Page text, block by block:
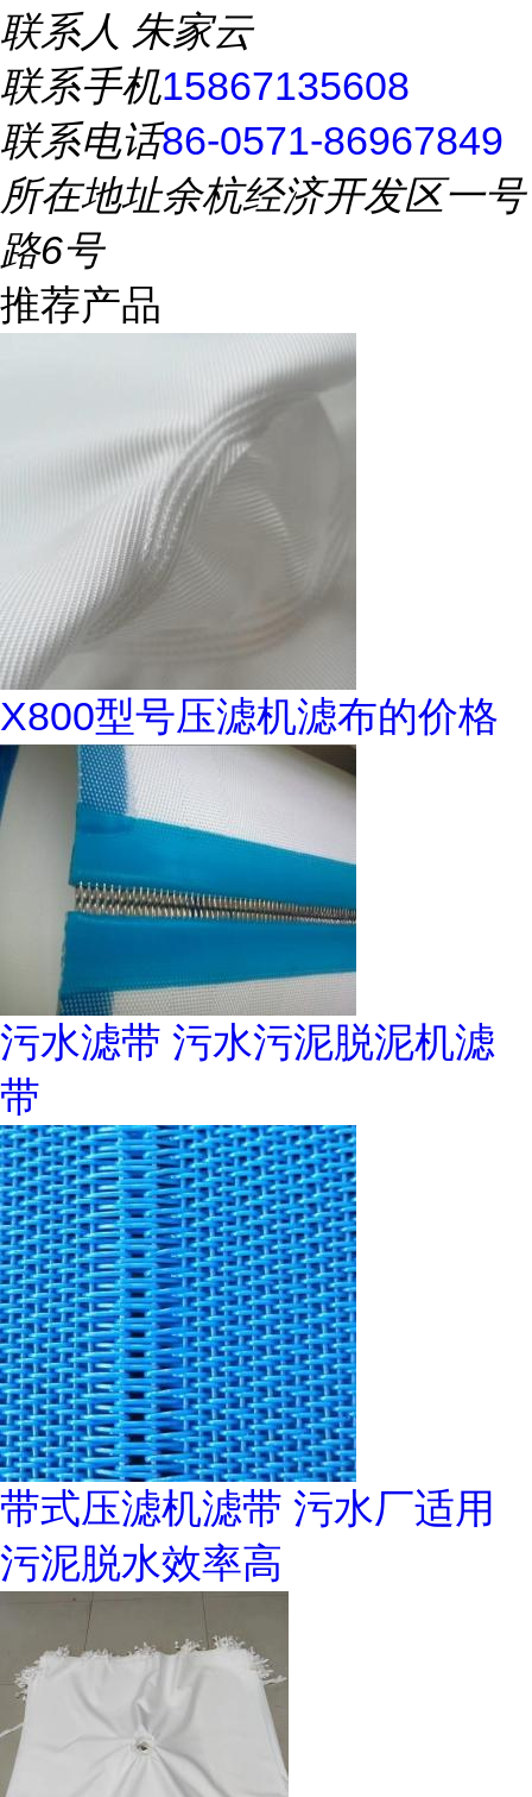
联系人 朱家云
联系手机15867135608
联系电话86-0571-86967849
所在地址余杭经济开发区一号
路6号
推荐产品
X800型号压滤机滤布的价格
污水滤带 污水污泥脱泥机滤
带
带式压滤机滤带 污水厂适用
污泥脱水效率高